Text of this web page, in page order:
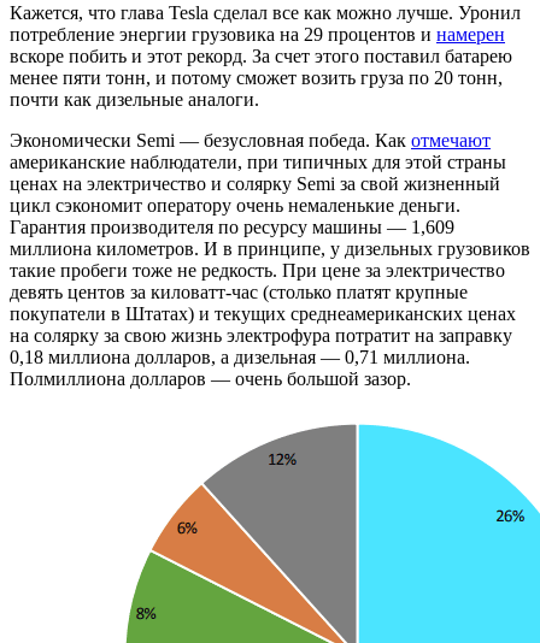
Кажется, что глава Tesla сделал все как можно лучше. Уронил
потребление энергии грузовика на 29 процентов и намерен
вскоре побить и этот рекорд. За счет этого поставил батарею
менее пяти тонн, и потому сможет возить груза по 20 тонн,
почти как дизельные аналоги.
Экономически Semi — безусловная победа. Как отмечают
американские наблюдатели, при типичных для этой страны
ценах на электричество и солярку Semi за свой жизненный
цикл сэкономит оператору очень немаленькие деньги.
Гарантия производителя по ресурсу машины — 1,609
миллиона километров. И в принципе, у дизельных грузовиков
такие пробеги тоже не редкость. При цене за электричество
девять центов за киловатт-час (столько платят крупные
покупатели в Штатах) и текущих среднеамериканских ценах
на солярку за свою жизнь электрофура потратит на заправку
0,18 миллиона долларов, а дизельная — 0,71 миллиона.
Полмиллиона долларов — очень большой зазор.